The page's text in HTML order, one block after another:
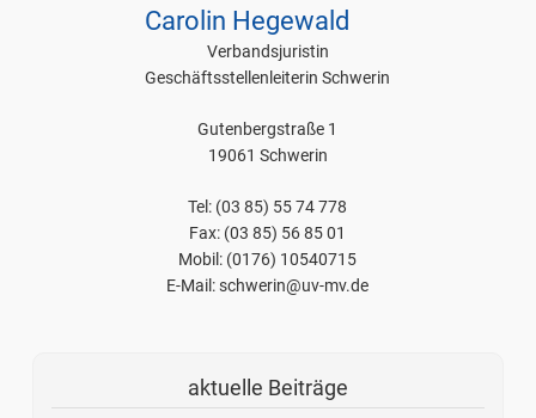
Carolin Hegewald
Verbandsjuristin
Geschäftsstellenleiterin Schwerin
Gutenbergstraße 1
19061 Schwerin
Tel: (03 85) 55 74 778
Fax: (03 85) 56 85 01
Mobil: (0176) 10540715
E-Mail: schwerin@uv-mv.de
aktuelle Beiträge